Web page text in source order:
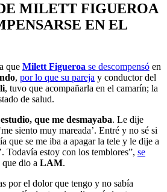
MILETT FIGUEROA
EN EL
que Milett Figueroa se descompensó en
, por lo que su pareja y conductor del
, tuvo que acompañarla en el camarín; la
de salud.
que me desmayaba. Le dije
siento muy mareada’. Entré y no sé si
que se me iba a apagar la tele y le dije a
Todavía estoy con los temblores”, se
que dio a LAM.
por el dolor que tengo y no sabía